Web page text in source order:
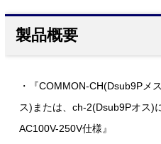
製品概要
・『COMMON-CH(Dsub9Pメ
ス)または、ch-2(Dsub9Pオス)
AC100V-250V仕様』